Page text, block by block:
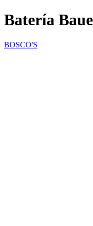
Batería
BOSCO'S